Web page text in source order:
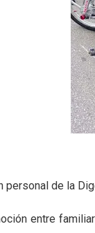
personal de la
entre